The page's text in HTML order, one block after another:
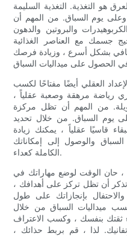
هو التغذية. التغذية السليمة
يوم السباق. من المهم أن
والبروتين والدهون
جسمك مع العناصر الغذائية
بشكل أسرع ، وزيادة فرصك
العقلي أيضًا مفتاحًا لكسب
رياضة مرهقة وصعبة عقلياً ،
من المهم أن تظل مركزة
يوم السباق. من خلال تحديد
قاسيًا عقلياً ، يمكنك زيادة
والوصول إلى إمكاناتك
الكاملة كعداء.
، حان الوقت لوضع مهاراتك في
تذكر أن تظل تركز على أهدافك ،
بإنجازاتك على طول
ميداليات السباق من خلال
ثقتك بنفسك ، وكسب الاعتراف
لذا ، قم بربط حذائك ،